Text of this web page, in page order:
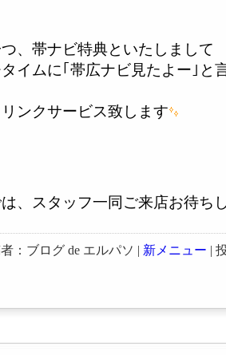
、帯ナビ特典といたしまして
イムに｢帯広ナビ見たよー｣と
ンクサービス致します
、スタッフ一同ご来店お待ち
：ブログ de エルパソ | 新メニュー |